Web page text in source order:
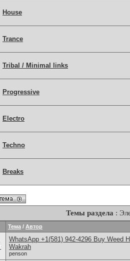
House
Trance
Tribal / Minimal links
Progressive
Electro
Techno
Breaks
Темы раздела :
Тема / Автор
WhatsApp +1(581) 942-4296 Buy Weed
Wakrah
penson